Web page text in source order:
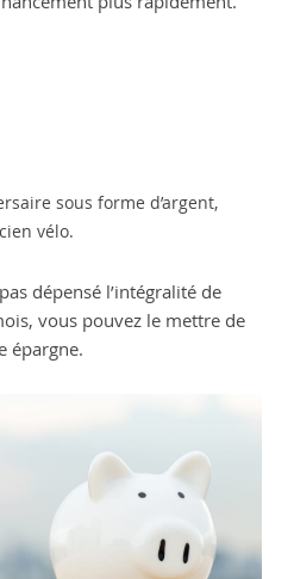
sous forme d’argent,
vélo.
dépensé l’intégralité de
vous pouvez le mettre de
épargne.